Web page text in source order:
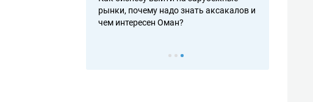
рынки, почему надо знать аксакалов и
чем интересен Оман?